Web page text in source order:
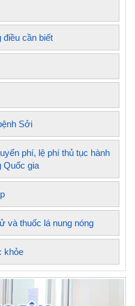
điều cần biết
Sởi
phí, lệ phí thủ tục hành
Quốc gia
và thuốc lá nung nóng
khỏe